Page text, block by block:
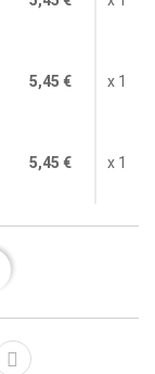
5,45 € x 1
5,45 € x 1